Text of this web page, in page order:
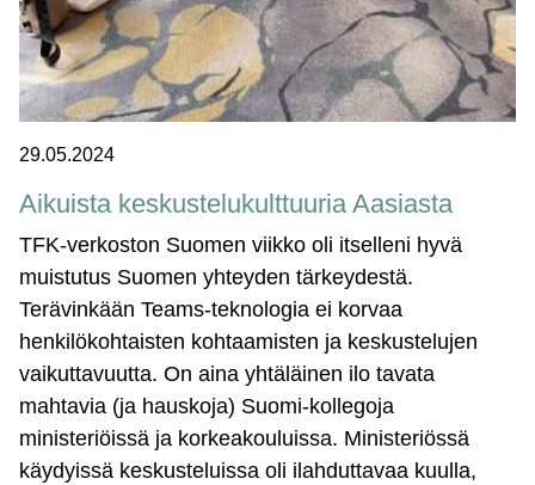
29.05.2024
Aikuista keskustelukulttuuria Aasiasta
TFK-verkoston Suomen viikko oli itselleni hyvä
muistutus Suomen yhteyden tärkeydestä.
Terävinkään Teams-teknologia ei korvaa
henkilökohtaisten kohtaamisten ja keskustelujen
vaikuttavuutta. On aina yhtäläinen ilo tavata
mahtavia (ja hauskoja) Suomi-kollegoja
ministeriöissä ja korkeakouluissa. Ministeriössä
käydyissä keskusteluissa oli ilahduttavaa kuulla,